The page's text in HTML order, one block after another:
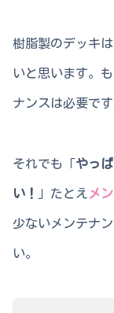
樹脂製のデッキ
いと思います。
ナンスは必要で
それでも「やっ
い！ 」たとえ メ
少ないメンテナ
い。